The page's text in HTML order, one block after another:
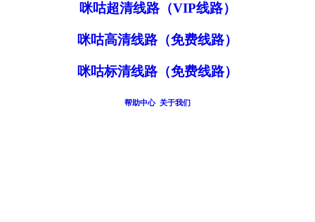
咪咕超清线路（VIP线路）
咪咕高清线路（免费线路）
咪咕标清线路（免费线路）
帮助中心 关于我们